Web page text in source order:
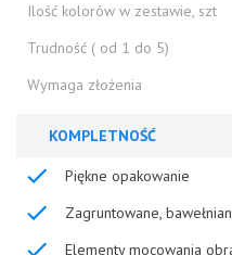
Ilość kolorów w zestawie, szt
Trudność ( od 1 do 5)
Wymaga złożenia
KOMPLETNOŚĆ
Piękne opakowanie
Zagruntowane,
Elementy mocowania